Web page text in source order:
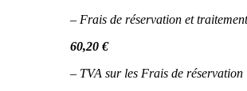
– Frais de réservation et
60,20 €
– TVA sur les Frais de réservation